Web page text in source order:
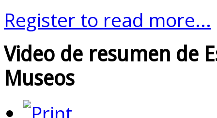
Register to read more...
Video de resumen de
Museos